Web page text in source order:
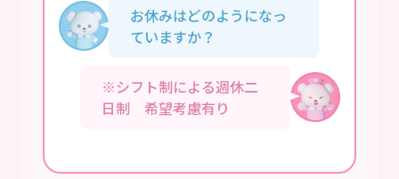
お休みはどのようになっ
ていますか？
※シフト制による週休二
日制 希望考慮有り